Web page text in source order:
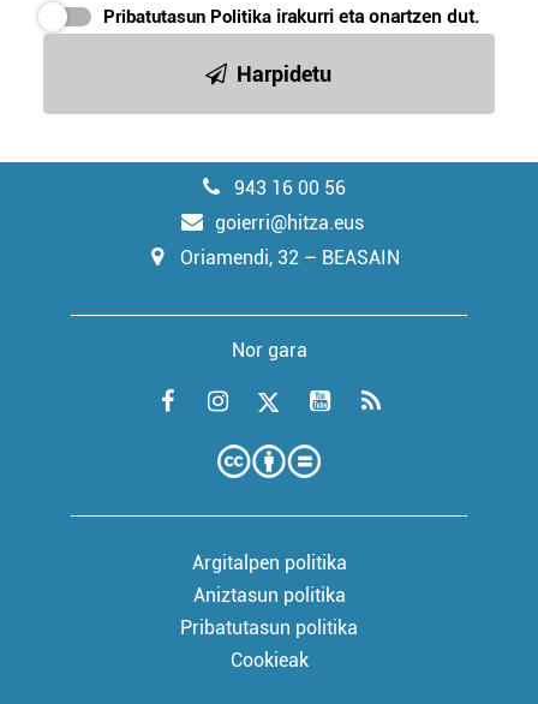
Pribatutasun Politika irakurri eta onartzen dut.
Harpidetu
943 16 00 56
goierri@hitza.eus
Oriamendi, 32 – BEASAIN
Nor gara
Argitalpen politika
Aniztasun politika
Pribatutasun politika
Cookieak